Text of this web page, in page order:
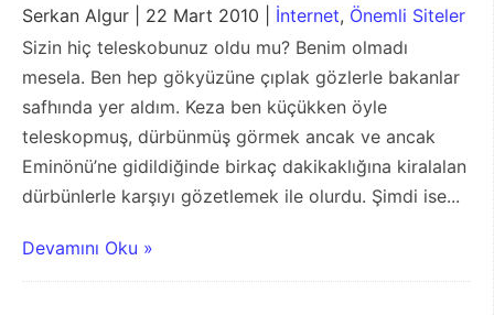
Serkan Algur | 22 Mart 2010 | İnternet, Önemli Siteler
Sizin hiç teleskobunuz oldu mu? Benim olmadı
mesela. Ben hep gökyüzüne çıplak gözlerle bakanlar
safhında yer aldım. Keza ben küçükken öyle
teleskopmuş, dürbünmüş görmek ancak ve ancak
Eminönü’ne gidildiğinde birkaç dakikaklığına kiralalan
dürbünlerle karşıyı gözetlemek ile olurdu. Şimdi ise...
Devamını Oku »